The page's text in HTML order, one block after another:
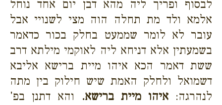
לבסוף ופריך ליה מהא דבן יום אחד נוחל
אלמא ולד מת תחלה הוה מצי לשנויי אבל
עובר לא לומר שממעט בחלק בכור כדאמר
בשמעתין אלא דניחא ליה לאוקמי מילתא דרב
ששת דאמר הכא איהו מיית ברישא אליבא
דשמואל ולחלק האמת שיש חילוק בין מתה
לנהרגה:איהו מיית ברישא. והא דתנן בפ'